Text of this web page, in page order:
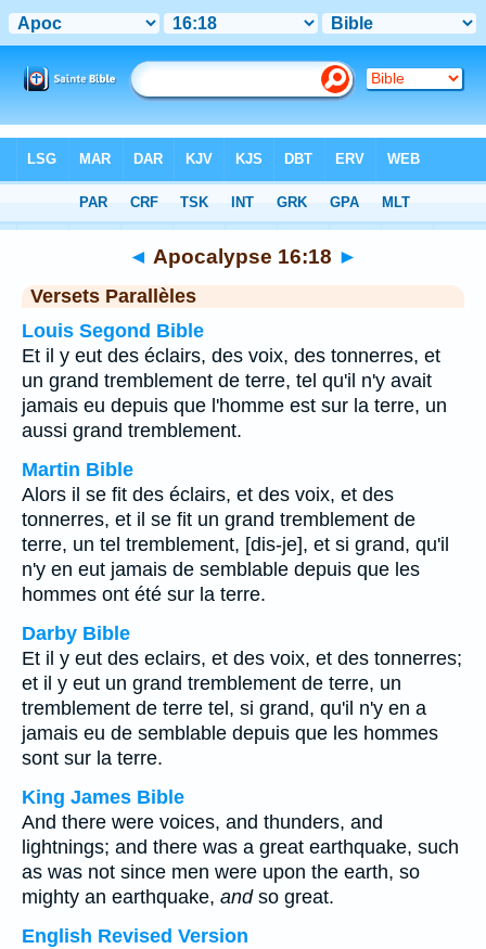
Chapitre 16 > Verset 18
◄ Apocalypse 16:18 ►
Versets Parallèles
Louis Segond Bible
Et il y eut des éclairs, des voix, des tonnerres, et
un grand tremblement de terre, tel qu'il n'y avait
jamais eu depuis que l'homme est sur la terre, un
aussi grand tremblement.
Martin Bible
Alors il se fit des éclairs, et des voix, et des
tonnerres, et il se fit un grand tremblement de
terre, un tel tremblement, [dis-je], et si grand, qu'il
n'y en eut jamais de semblable depuis que les
hommes ont été sur la terre.
Darby Bible
Et il y eut des eclairs, et des voix, et des tonnerres;
et il y eut un grand tremblement de terre, un
tremblement de terre tel, si grand, qu'il n'y en a
jamais eu de semblable depuis que les hommes
sont sur la terre.
King James Bible
And there were voices, and thunders, and
lightnings; and there was a great earthquake, such
as was not since men were upon the earth, so
mighty an earthquake, andso great.
English Revised Version